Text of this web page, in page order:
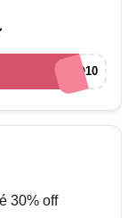
BEMVINDO10
30% off